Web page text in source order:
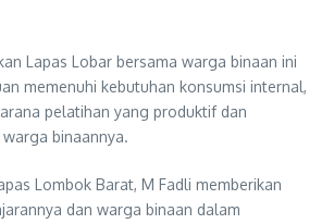
Lapas Lobar bersama warga binaan ini
memenuhi kebutuhan konsumsi internal,
pelatihan yang produktif dan
binaannya.
Lombok Barat, M Fadli memberikan
dan warga binaan dalam